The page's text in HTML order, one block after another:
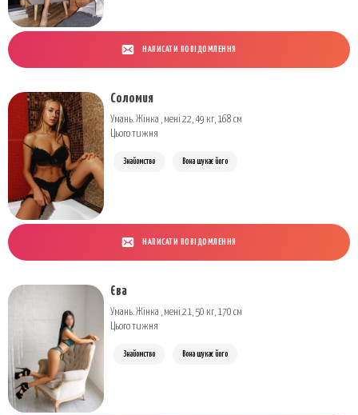
НАПИСАТИ ПОВІДОМЛЕННЯ
Соломия
Умань. Жінка , мені 22, 49 кг, 168 см
Цього тижня
Знайомство Вона шукає його
НАПИСАТИ ПОВІДОМЛЕННЯ
Єва
Умань. Жінка , мені 21, 50 кг, 170 см
Цього тижня
Знайомство Вона шукає його